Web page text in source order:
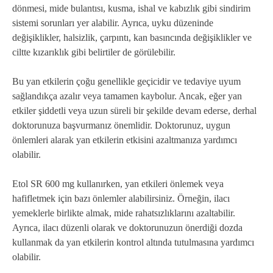
dönmesi, mide bulantısı, kusma, ishal ve kabızlık gibi sindirim
sistemi sorunları yer alabilir. Ayrıca, uyku düzeninde
değişiklikler, halsizlik, çarpıntı, kan basıncında değişiklikler ve
ciltte kızarıklık gibi belirtiler de görülebilir.
Bu yan etkilerin çoğu genellikle geçicidir ve tedaviye uyum
sağlandıkça azalır veya tamamen kaybolur. Ancak, eğer yan
etkiler şiddetli veya uzun süreli bir şekilde devam ederse, derhal
doktorunuza başvurmanız önemlidir. Doktorunuz, uygun
önlemleri alarak yan etkilerin etkisini azaltmanıza yardımcı
olabilir.
Etol SR 600 mg kullanırken, yan etkileri önlemek veya
hafifletmek için bazı önlemler alabilirsiniz. Örneğin, ilacı
yemeklerle birlikte almak, mide rahatsızlıklarını azaltabilir.
Ayrıca, ilacı düzenli olarak ve doktorunuzun önerdiği dozda
kullanmak da yan etkilerin kontrol altında tutulmasına yardımcı
olabilir.